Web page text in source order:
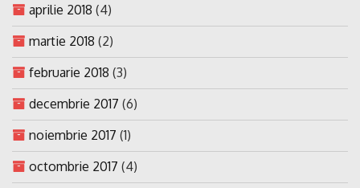
aprilie 2018 (4)
martie 2018 (2)
februarie 2018 (3)
decembrie 2017 (6)
noiembrie 2017 (1)
octombrie 2017 (4)